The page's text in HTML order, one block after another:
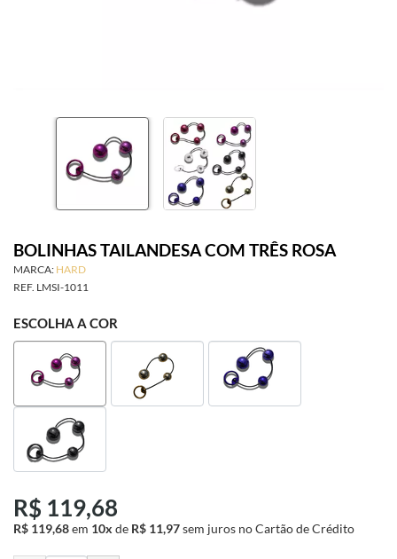
BRINCADEIRAS
INFORMAÇÕES
BOLINHAS TAILANDESA COM TRÊS ROSA
MARCA: HARD
REF. LMSI-1011
ESCOLHA A COR
R$ 119,68
R$ 119,68em 10x de R$ 11,97sem juros no Cartão de Crédito